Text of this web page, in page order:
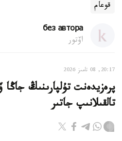
قوعام
без автора
اۆتور
20:17, 08 تامىز 2026
پرەزيدەنت تۇلپارىنىڭ
تالقىلانىپ جاتىر